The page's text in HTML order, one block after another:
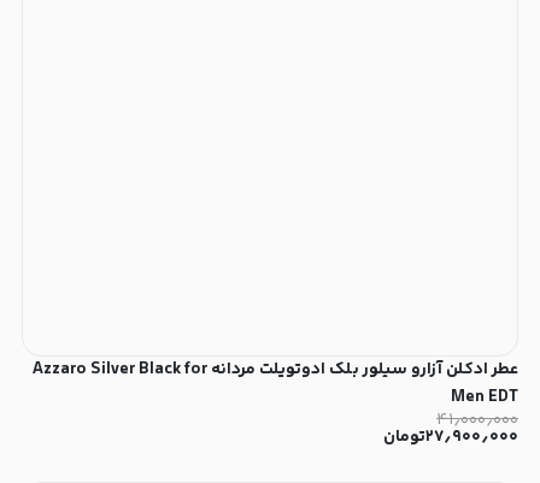
عطر ادکلن آزارو سیلور بلک ادوتویلت مردانه Azzaro Silver Black for
Men EDT
۴۱٫۰۰۰٫۰۰۰
۲۷٫۹۰۰٫۰۰۰تومان